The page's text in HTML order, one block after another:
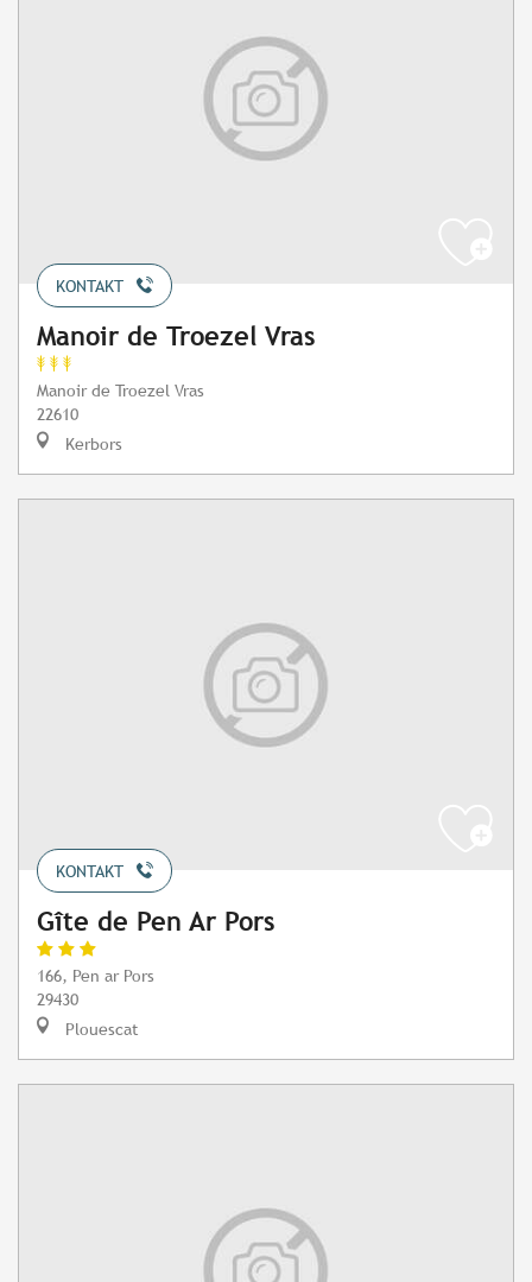
KONTAKT
Manoir de Troezel Vras
Manoir de Troezel Vras
22610
Kerbors
KONTAKT
Gîte de Pen Ar Pors
166, Pen ar Pors
29430
Plouescat